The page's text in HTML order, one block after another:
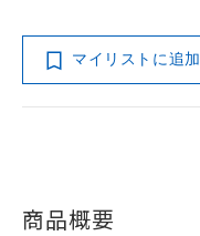
マイリストに追加
商品概要